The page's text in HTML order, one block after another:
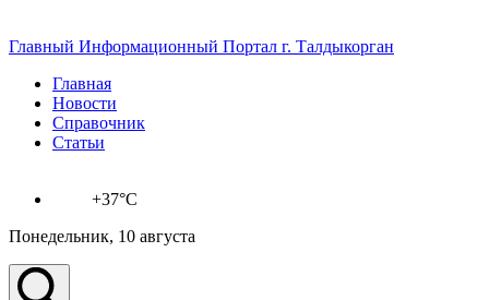
Главный Информационный Портал г. Талдыкорган
Главная
Новости
Справочник
Статьи
+37°C
Понедельник, 10 августа